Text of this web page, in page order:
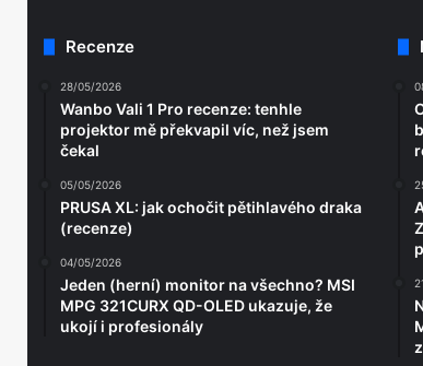
Recenze
28/05/2026
Wanbo Vali 1 Pro recenze: tenhle
projektor mě překvapil víc, než jsem
čekal
05/05/2026
PRUSA XL: jak ochočit pětihlavého draka
(recenze)
04/05/2026
Jeden (herní) monitor na všechno? MSI
MPG 321CURX QD-OLED ukazuje, že
ukojí i profesionály